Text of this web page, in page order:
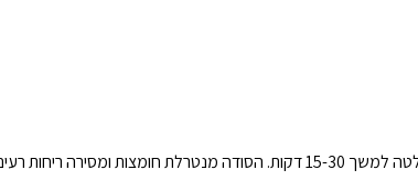
ריחות רעים.